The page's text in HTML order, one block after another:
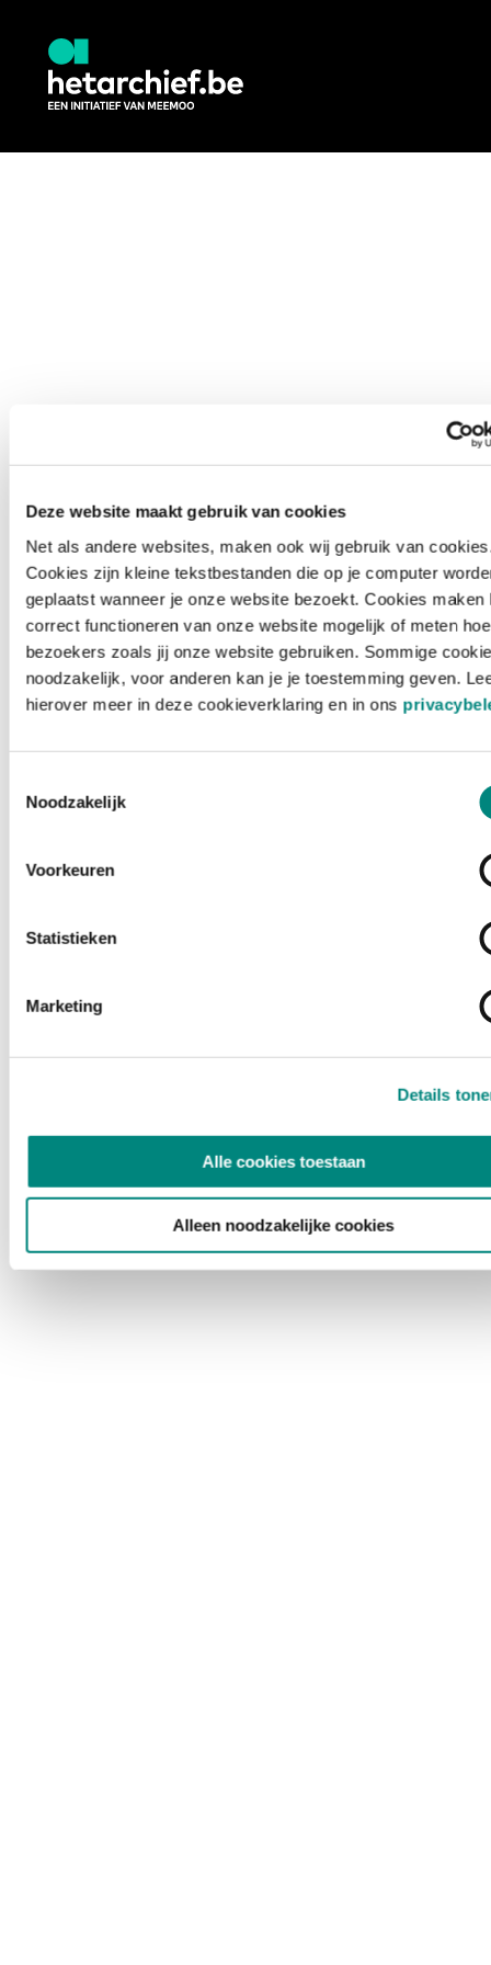
Deze website maakt gebruik van cookies
Net als andere websites, maken ook wij gebruik van
Cookies zijn kleine tekstbestanden die op je computer
geplaatst wanneer je onze website bezoekt. Cookies maken
correct functioneren van onze website mogelijk of meten hoe
bezoekers zoals jij onze website gebruiken. Sommige
noodzakelijk, voor anderen kan je je toestemming geven.
hierover meer in deze cookieverklaring en in ons
Noodzakelijk
Voorkeuren
Statistieken
Marketing
Details
Alle cookies toestaan
Alleen noodzakelijke cookies